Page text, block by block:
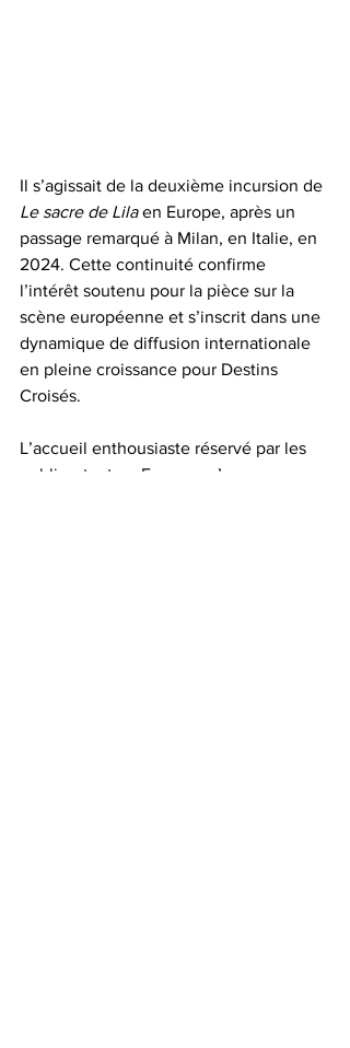
Il s’agissait de la deuxième incursion de
Le sacre de Lila en Europe, après un
passage remarqué à Milan, en Italie, en
2024. Cette continuité confirme
l’intérêt soutenu pour la pièce sur la
scène européenne et s’inscrit dans une
dynamique de diffusion internationale
en pleine croissance pour Destins
Croisés.
L’accueil enthousiaste réservé par les
publics, tant en France qu’au